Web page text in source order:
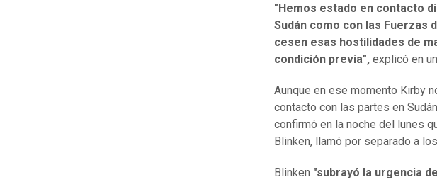
"Hemos estado en contacto
Sudán como con las Fuerzas
cesen esas hostilidades de
condición previa", explicó en
Aunque en ese momento Kirby
contacto con las partes en
confirmó en la noche del lunes
Blinken, llamó por separado a
Blinken "subrayó la urgencia